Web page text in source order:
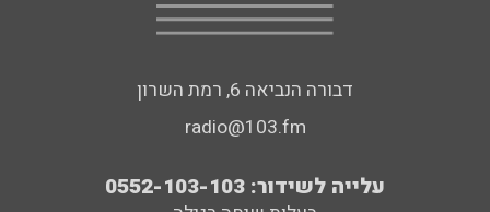
דבורה הנביאה 6, רמת השרון
radio@103.fm
עלייה לשידור: 0552-103-103